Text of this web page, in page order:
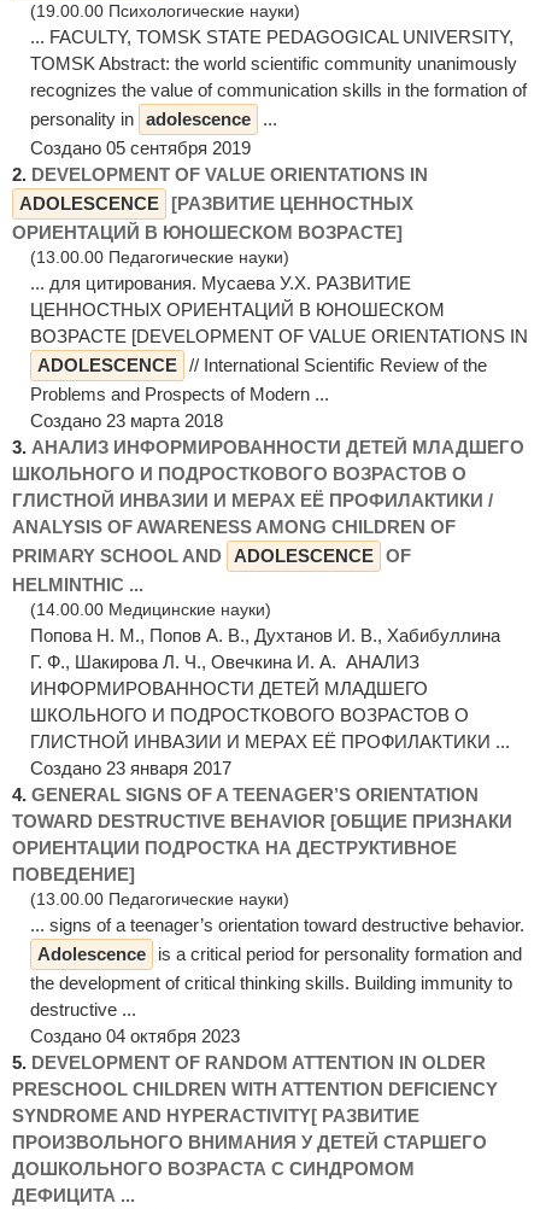
(19.00.00 Психологические науки)
... FACULTY, TOMSK STATE PEDAGOGICAL UNIVERSITY,
TOMSK Abstract: the world scientific community unanimously
recognizes the value of communication skills in the formation of
personality in adolescence
...
Создано 05 сентября 2019
2. DEVELOPMENT OF VALUE ORIENTATIONS IN
ADOLESCENCE [РАЗВИТИЕ ЦЕННОСТНЫХ
ОРИЕНТАЦИЙ В ЮНОШЕСКОМ ВОЗРАСТЕ]
(13.00.00 Педагогические науки)
... для цитирования. Мусаева У.Х. РАЗВИТИЕ
ЦЕННОСТНЫХ ОРИЕНТАЦИЙ В ЮНОШЕСКОМ
ВОЗРАСТЕ [DEVELOPMENT OF VALUE ORIENTATIONS IN
ADOLESCENCE // International Scientific Review of the
Problems and Prospects of Modern ...
Создано 23 марта 2018
3. АНАЛИЗ ИНФОРМИРОВАННОСТИ ДЕТЕЙ МЛАДШЕГО
ШКОЛЬНОГО И ПОДРОСТКОВОГО ВОЗРАСТОВ О
ГЛИСТНОЙ ИНВАЗИИ И МЕРАХ ЕЁ ПРОФИЛАКТИКИ /
ANALYSIS OF AWARENESS AMONG CHILDREN OF
PRIMARY SCHOOL AND ADOLESCENCE OF
HELMINTHIC ...
(14.00.00 Медицинские науки)
Попова Н. М., Попов А. В., Духтанов И. В., Хабибуллина
Г. Ф., Шакирова Л. Ч., Овечкина И. А. АНАЛИЗ
ИНФОРМИРОВАННОСТИ ДЕТЕЙ МЛАДШЕГО
ШКОЛЬНОГО И ПОДРОСТКОВОГО ВОЗРАСТОВ О
ГЛИСТНОЙ ИНВАЗИИ И МЕРАХ ЕЁ ПРОФИЛАКТИКИ ...
Создано 23 января 2017
4. GENERAL SIGNS OF A TEENAGER’S ORIENTATION
TOWARD DESTRUCTIVE BEHAVIOR [ОБЩИЕ ПРИЗНАКИ
ОРИЕНТАЦИИ ПОДРОСТКА НА ДЕСТРУКТИВНОЕ
ПОВЕДЕНИЕ]
(13.00.00 Педагогические науки)
... signs of a teenager’s orientation toward destructive behavior.
Adolescence
is a critical period for personality formation and
the development of critical thinking skills. Building immunity to
destructive ...
Создано 04 октября 2023
5. DEVELOPMENT OF RANDOM ATTENTION IN OLDER
PRESCHOOL CHILDREN WITH ATTENTION DEFICIENCY
SYNDROME AND HYPERACTIVITY[ РАЗВИТИЕ
ПРОИЗВОЛЬНОГО ВНИМАНИЯ У ДЕТЕЙ СТАРШЕГО
ДОШКОЛЬНОГО ВОЗРАСТА С СИНДРОМОМ
ДЕФИЦИТА ...